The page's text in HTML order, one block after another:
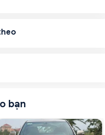
bạn